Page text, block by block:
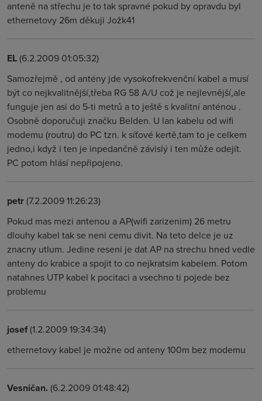
anteně na střechu je to tak spravné pokud by opravdu byl
ethernetovy 26m děkuji Jožk41
EL(6.2.2009 01:05:32)
Samozřejmě , od antény jde vysokofrekvenční kabel a musí
být co nejkvalitnější,třeba RG 58 A/U což je nejlevnější,ale
funguje jen asi do 5-ti metrů a to ještě s kvalitní anténou .
Osobně doporučuji značku Belden. U lan kabelu od wifi
modemu (routru) do PC tzn. k síťové kertě,tam to je celkem
jedno,i když i ten je inpedančně závislý i ten může odejít.
PC potom hlásí nepřipojeno.
petr(7.2.2009 11:26:23)
Pokud mas mezi antenou a AP(wifi zarizenim) 26 metru
dlouhy kabel tak se neni cemu divit. Na teto delce je uz
znacny utlum. Jedine reseni je dat AP na strechu hned vedle
anteny do krabice a spojit to co nejkratsim kabelem. Potom
natahnes UTP kabel k pocitaci a vsechno ti pojede bez
problemu
josef(1.2.2009 19:34:34)
ethernetovy kabel je možne od anteny 100m bez modemu
Vesničan. (6.2.2009 01:48:42)